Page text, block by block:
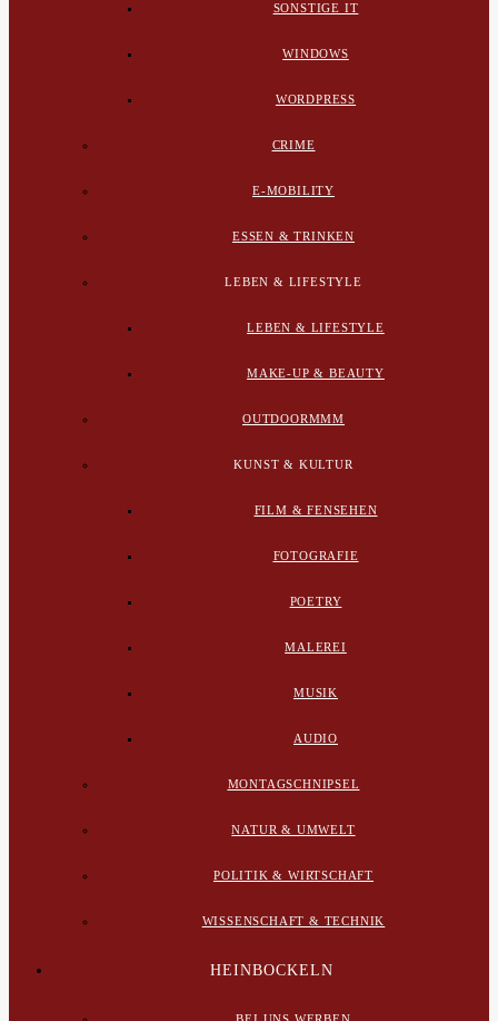
SONSTIGE IT
WINDOWS
WORDPRESS
CRIME
E-MOBILITY
ESSEN & TRINKEN
LEBEN & LIFESTYLE
LEBEN & LIFESTYLE
MAKE-UP & BEAUTY
OUTDOORMMM
KUNST & KULTUR
FILM & FENSEHEN
FOTOGRAFIE
POETRY
MALEREI
MUSIK
AUDIO
MONTAGSCHNIPSEL
NATUR & UMWELT
POLITIK & WIRTSCHAFT
WISSENSCHAFT & TECHNIK
HEINBOCKELN